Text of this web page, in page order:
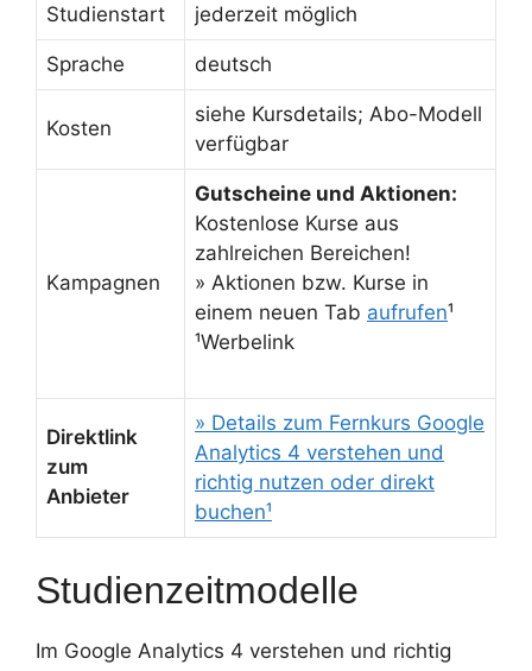
Studienstart jederzeit möglich
Sprache deutsch
Kosten
siehe Kursdetails; Abo-Modell
verfügbar
Kampagnen
Gutscheine und Aktionen:
Kostenlose Kurse aus
zahlreichen Bereichen!
» Aktionen bzw. Kurse in
einem neuen Tab aufrufen¹
¹Werbelink
Direktlink
zum
Anbieter
» Details zum Fernkurs Google
Analytics 4 verstehen und
richtig nutzen oder direkt
buchen¹
Studienzeitmodelle
Im Google Analytics 4 verstehen und richtig